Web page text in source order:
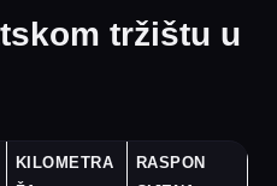
tržištu u
KILOMETRA
RASPON